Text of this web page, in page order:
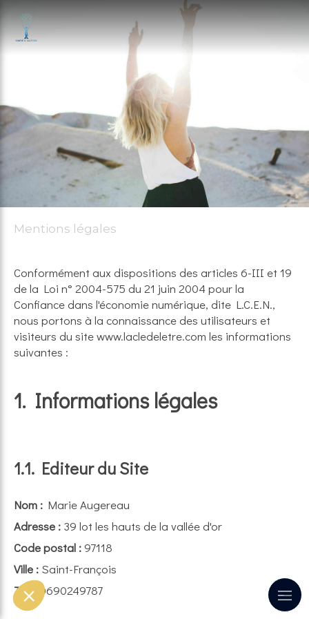
Mentions légales
Conformément aux dispositions des articles 6-III et 19
de la Loi n° 2004-575 du 21 juin 2004 pour la
Confiance dans l'économie numérique, dite L.C.E.N.,
nous portons à la connaissance des utilisateurs et
visiteurs du site www.lacledeletre.com les informations
suivantes :
1. Informations légales
1.1. Editeur du Site
Nom : Marie Augereau
Adresse : 39 lot les hauts de la vallée d'or
Code postal :97118
Ville : Saint-François
Tél. : 0690249787